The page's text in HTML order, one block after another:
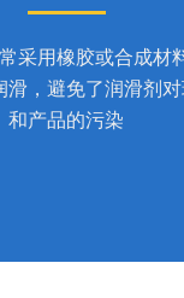
采用橡胶或合成材
滑，避免了润滑剂
和产品的污染